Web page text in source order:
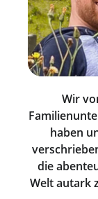
Wir
haben
die
Welt autark